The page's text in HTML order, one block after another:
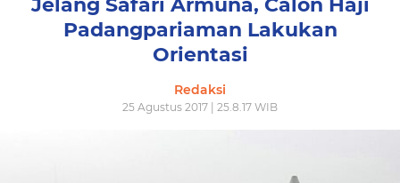
Jelang Safari Armuna, Calon Haji
Padangpariaman Lakukan
Orientasi
Redaksi
25 Agustus 2017 | 25.8.17 WIB